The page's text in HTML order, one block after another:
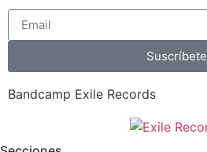
Suscríbete
Bandcamp Exile Records